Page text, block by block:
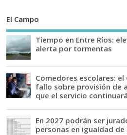
El Campo
Tiempo en Entre Ríos:
alerta por tormentas
Comedores escolares:
fallo sobre provisión de
que el servicio continuará
En 2027 podrán ser
personas en igualdad de